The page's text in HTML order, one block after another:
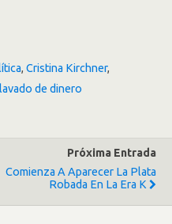
, Cristina Kirchner,
lavado de dinero
Próxima Entrada
Comienza A Aparecer La Plata
Robada En La Era K